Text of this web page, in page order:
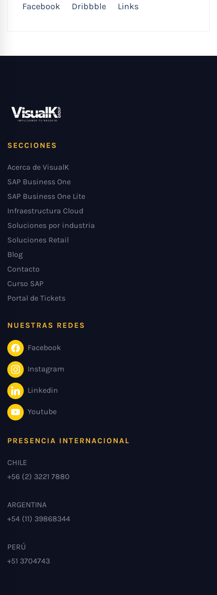
Facebook Dribbble Links
SECCIONES
Acerca de VisualK
SAP Business One
SAP Business One Lite
Infraestructura Cloud
Soluciones por industria
Soluciones Retail
Blog
Contacto
Curso SAP
Portal de Tickets
NUESTRAS REDES
Facebook
Instagram
Linkedin
Youtube
PRESENCIA INTERNACIONAL
CHILE
+56 (2) 3221 7880
ARGENTINA
+54 (11) 39868344
PERÚ
+51 3704743